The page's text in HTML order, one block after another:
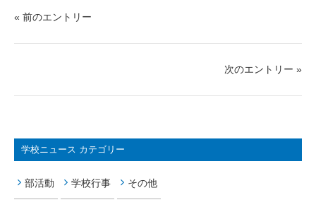
« 前のエントリー
次のエントリー »
学校ニュース カテゴリー
部活動 学校行事 その他